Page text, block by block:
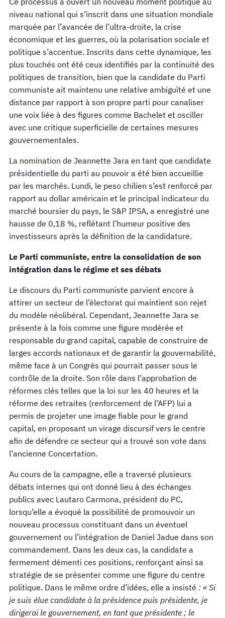
niveau national qui s’inscrit dans une situation mondiale
marquée par l’avancée de l’ultra-droite, la crise
économique et les guerres, où la polarisation sociale et
politique s’accentue. Inscrits dans cette dynamique, les
plus touchés ont été ceux identifiés par la continuité des
politiques de transition, bien que la candidate du Parti
communiste ait maintenu une relative ambiguïté et une
distance par rapport à son propre parti pour canaliser
une voix liée à des figures comme Bachelet et osciller
avec une critique superficielle de certaines mesures
gouvernementales.
La nomination de Jeannette Jara en tant que candidate
présidentielle du parti au pouvoir a été bien accueillie
par les marchés. Lundi, le peso chilien s’est renforcé par
rapport au dollar américain et le principal indicateur du
marché boursier du pays, le S&P IPSA, a enregistré une
hausse de 0,18 %, reflétant l’humeur positive des
investisseurs après la définition de la candidature.
Le Parti communiste, entre la consolidation de son
intégration dans le régime et ses débats
Le discours du Parti communiste parvient encore à
attirer un secteur de l’électorat qui maintient son rejet
du modèle néolibéral. Cependant, Jeannette Jara se
présente à la fois comme une figure modérée et
responsable du grand capital, capable de construire de
larges accords nationaux et de garantir la gouvernabilité,
même face à un Congrès qui pourrait passer sous le
contrôle de la droite. Son rôle dans l’approbation de
réformes clés telles que la loi sur les 40 heures et la
réforme des retraites (renforcement de l’AFP) lui a
permis de projeter une image fiable pour le grand
capital, en proposant un virage discursif vers le centre
afin de défendre ce secteur qui a trouvé son vote dans
l’ancienne Concertation.
Au cours de la campagne, elle a traversé plusieurs
débats internes qui ont donné lieu à des échanges
publics avec Lautaro Carmona, président du PC,
lorsqu’elle a évoqué la possibilité de promouvoir un
nouveau processus constituant dans un éventuel
gouvernement ou l’intégration de Daniel Jadue dans son
commandement. Dans les deux cas, la candidate a
fermement démenti ces positions, renforçant ainsi sa
stratégie de se présenter comme une figure du centre
politique. Dans le même ordre d’idées, elle a insisté : « Si
je suis élue candidate à la présidence puis présidente, je
dirigerai le gouvernement, en tant que présidente ; le